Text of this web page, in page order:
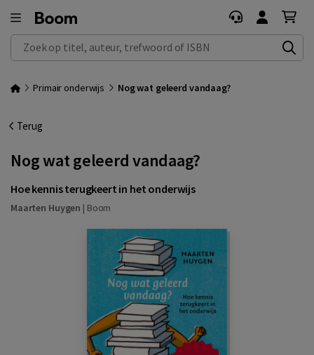
Zoek op titel, auteur, trefwoord of ISBN
Primair onderwijs Nog wat geleerd vandaag?
Terug
Nog wat geleerd vandaag?
Hoe kennis terugkeert in het onderwijs
Maarten Huygen | Boom